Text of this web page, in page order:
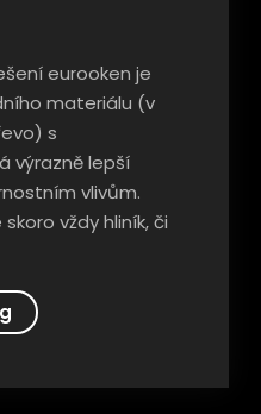
eurooken je
materiálu (v
s
výrazně lepší
vlivům.
vždy hliník, či
Typy
kombinované